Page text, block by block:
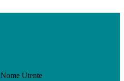
Nome Utente